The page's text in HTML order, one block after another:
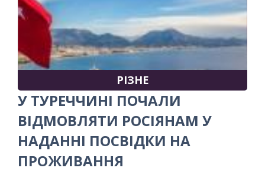
РІЗНЕ
У ТУРЕЧЧИНІ ПОЧАЛИ
ВІДМОВЛЯТИ РОСІЯНАМ У
НАДАННІ ПОСВІДКИ НА
ПРОЖИВАННЯ